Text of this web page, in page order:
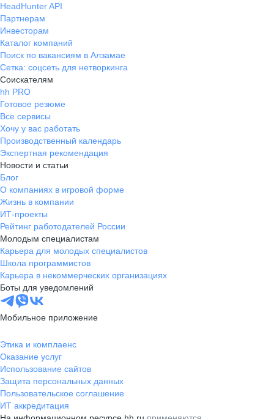
HeadHunter API
Партнерам
Инвесторам
Каталог компаний
Поиск по вакансиям в Алзамае
Сетка: соцсеть для нетворкинга
Соискателям
hh PRO
Готовое резюме
Все сервисы
Хочу у вас работать
Производственный календарь
Экспертная рекомендация
Новости и статьи
Блог
О компаниях в игровой форме
Жизнь в компании
ИТ-проекты
Рейтинг работодателей России
Молодым специалистам
Карьера для молодых специалистов
Школа программистов
Карьера в некоммерческих организациях
Боты для уведомлений
Мобильное приложение
Этика и комплаенс
Оказание услуг
Использование сайтов
Защита персональных данных
Пользовательское соглашение
ИТ аккредитация